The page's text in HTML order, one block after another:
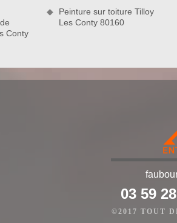
indispensable pour le préparatif d’un
fait pour trouver un terrain
Conty
Peinture sur toiture Tilloy
Les Conty 80160
03 59
©2017 TOUT